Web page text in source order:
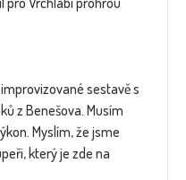
sestavě s
z Benešova. Musím
Myslím, že jsme
který je zde na